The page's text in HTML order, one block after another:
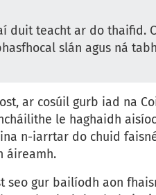
duit teacht ar do thaifid.
slán agus ná
ar cosúil gurb iad na
le haghaidh
n-iarrtar do chuid
áireamh.
gur bailíodh aon